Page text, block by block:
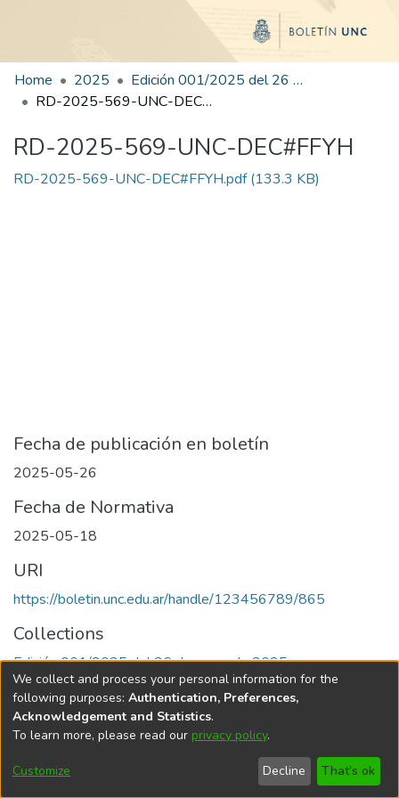
Home 2025
Edición 001/2025 del 26 de mayo de 2025
RD-2025-569-UNC-DEC#FFYH
RD-2025-569-UNC-DEC#FFYH
RD-2025-569-UNC-DEC#FFYH.pdf(133.3 KB)
Fecha de publicación en boletín
2025-05-26
Fecha de Normativa
2025-05-18
URI
https://boletin.unc.edu.ar/handle/123456789/865
Collections
Edición 001/2025 del 26 de mayo de 2025
Universidad Nacional de Córdoba
We collect and process your personal information for the
following purposes: Authentication, Preferences,
Acknowledgement and Statistics.
To learn more, please read our privacy policy.
Customize Decline That's ok